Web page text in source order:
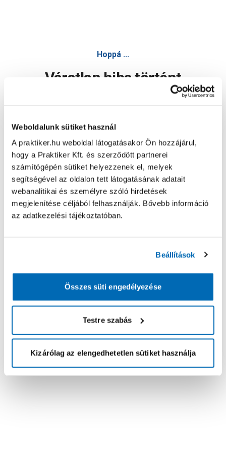
Weboldalunk sütiket használ
A praktiker.hu weboldal látogatásakor Ön hozzájárul,
hogy a Praktiker Kft. és szerződött partnerei
számítógépén sütiket helyezzenek el, melyek
segítségével az oldalon tett látogatásának adatait
webanalitikai és személyre szóló hirdetések
megjelenítése céljából felhasználják. Bővebb információ
az adatkezelési tájékoztatóban.
Beállítások
Összes süti engedélyezése
Testre szabás
Kizárólag az elengedhetetlen sütiket használja
Hoppá ...
Váratlan hiba történt
Oldal újratöltése